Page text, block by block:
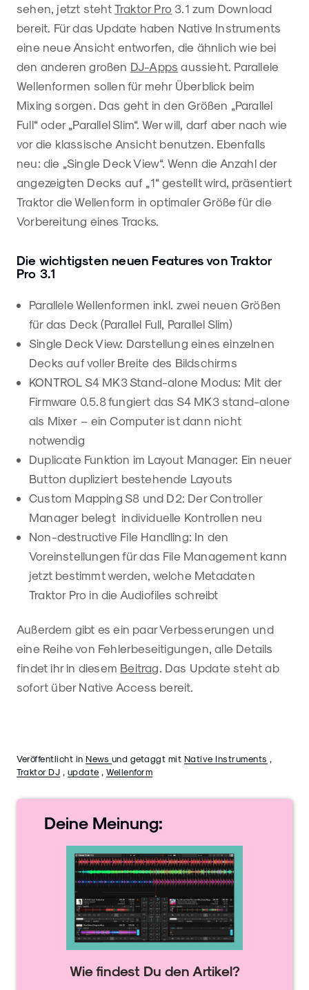
sehen, jetzt steht Traktor Pro 3.1 zum Download
bereit. Für das Update haben Native Instruments
eine neue Ansicht entworfen, die ähnlich wie bei
den anderen großen DJ-Apps aussieht. Parallele
Wellenformen sollen für mehr Überblick beim
Mixing sorgen. Das geht in den Größen „Parallel
Full“ oder „Parallel Slim“. Wer will, darf aber nach wie
vor die klassische Ansicht benutzen. Ebenfalls
neu: die „Single Deck View“. Wenn die Anzahl der
angezeigten Decks auf „1“ gestellt wird, präsentiert
Traktor die Wellenform in optimaler Größe für die
Vorbereitung eines Tracks.
Die wichtigsten neuen Features von Traktor
Pro 3.1
Parallele Wellenformen inkl. zwei neuen Größen
für das Deck (Parallel Full, Parallel Slim)
Single Deck View: Darstellung eines einzelnen
Decks auf voller Breite des Bildschirms
KONTROL S4 MK3 Stand-alone Modus: Mit der
Firmware 0.5.8 fungiert das S4 MK3 stand-alone
als Mixer – ein Computer ist dann nicht
notwendig
Duplicate Funktion im Layout Manager: Ein neuer
Button dupliziert bestehende Layouts
Custom Mapping S8 und D2: Der Controller
Manager belegt individuelle Kontrollen neu
Non-destructive File Handling: In den
Voreinstellungen für das File Management kann
jetzt bestimmt werden, welche Metadaten
Traktor Pro in die Audiofiles schreibt
Außerdem gibt es ein paar Verbesserungen und
eine Reihe von Fehlerbeseitigungen, alle Details
findet ihr in diesem Beitrag . Das Update steht ab
sofort über Native Access bereit.
Veröffentlicht in News und getaggt mit Native Instruments
Traktor DJ
update Wellenform
Deine Meinung:
Wie findest Du den Artikel?